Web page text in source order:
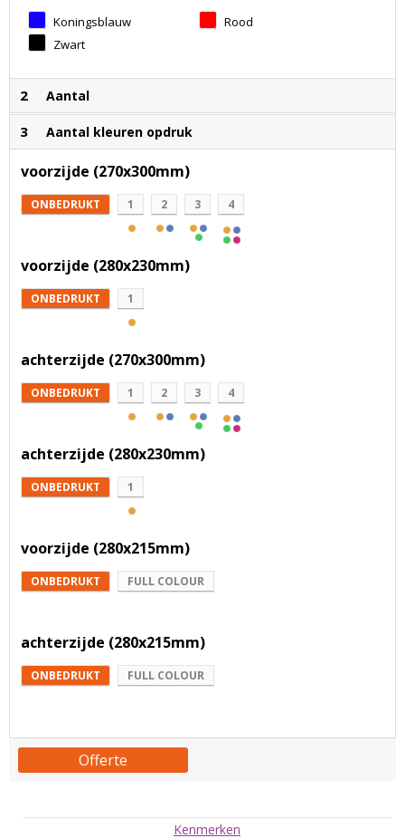
Koningsblauw
Rood
Zwart
2 Aantal
3 Aantal kleuren opdruk
voorzijde (270x300mm)
ONBEDRUKT 1 2 3 4
voorzijde (280x230mm)
ONBEDRUKT 1
achterzijde (270x300mm)
ONBEDRUKT 1 2 3 4
achterzijde (280x230mm)
ONBEDRUKT 1
voorzijde (280x215mm)
ONBEDRUKT FULL COLOUR
achterzijde (280x215mm)
ONBEDRUKT FULL COLOUR
Offerte
Kenmerken